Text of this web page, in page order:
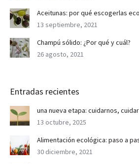
Aceitunas: por qué escogerlas
13 septiembre, 2021
Champú sólido: ¿Por qué y cuál?
26 agosto, 2021
Entradas recientes
una nueva etapa: cuidarnos,
13 octubre, 2025
Alimentación ecológica: paso a
30 diciembre, 2021